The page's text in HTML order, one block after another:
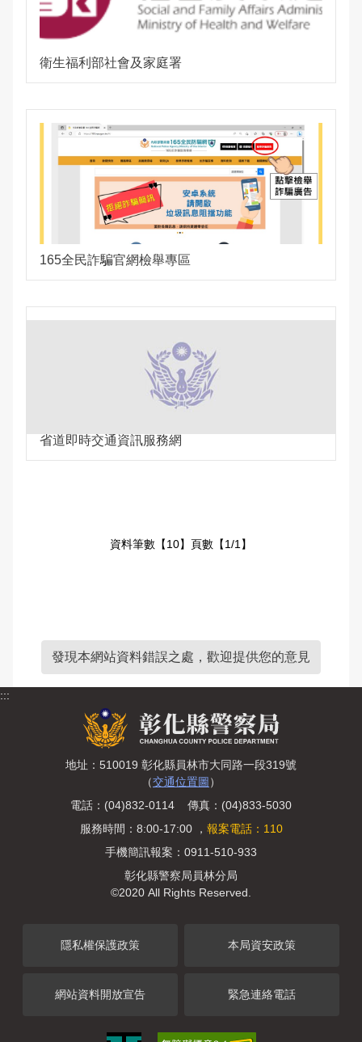
衛生福利部社會及家庭署
165全民詐騙官網檢舉專區
省道即時交通資訊服務網
資料筆數【10】頁數【1/1】
發現本網站資料錯誤之處，歡迎提供您的意見
:::
地址：510019 彰化縣員林市大同路一段319號
（交通位置圖 ）
電話：(04)832-0114 傳真：(04)833-5030
服務時間：8:00-17:00 ， 報案電話：110
手機簡訊報案：0911-510-933
彰化縣警察局員林分局
©2020 All Rights Reserved.
隱私權保護政策 本局資安政策
網站資料開放宣告 緊急連絡電話